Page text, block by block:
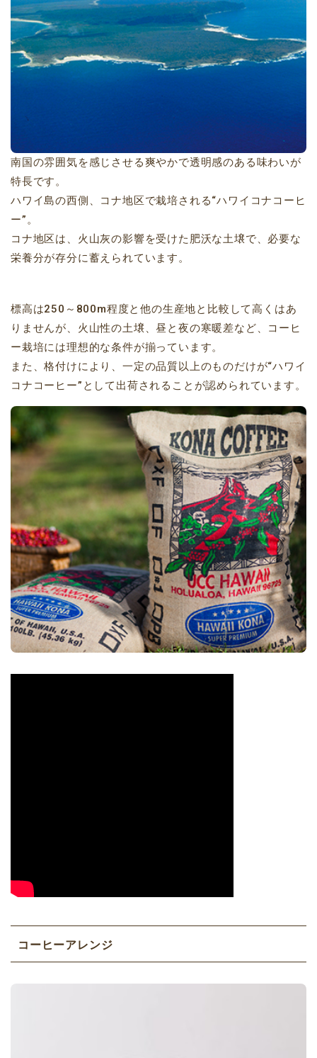
南国の雰囲気を感じさせる爽やかで透明感のある味わいが
特長です。
ハワイ島の西側、コナ地区で栽培される“ハワイコナコーヒ
ー”。
コナ地区は、火山灰の影響を受けた肥沃な土壌で、必要な
栄養分が存分に蓄えられています。
標高は250～800m程度と他の生産地と比較して高くはあ
りませんが、火山性の土壌、昼と夜の寒暖差など、コーヒ
ー栽培には理想的な条件が揃っています。
また、格付けにより、一定の品質以上のものだけが“ハワイ
コナコーヒー”として出荷されることが認められています。
コーヒーアレンジ